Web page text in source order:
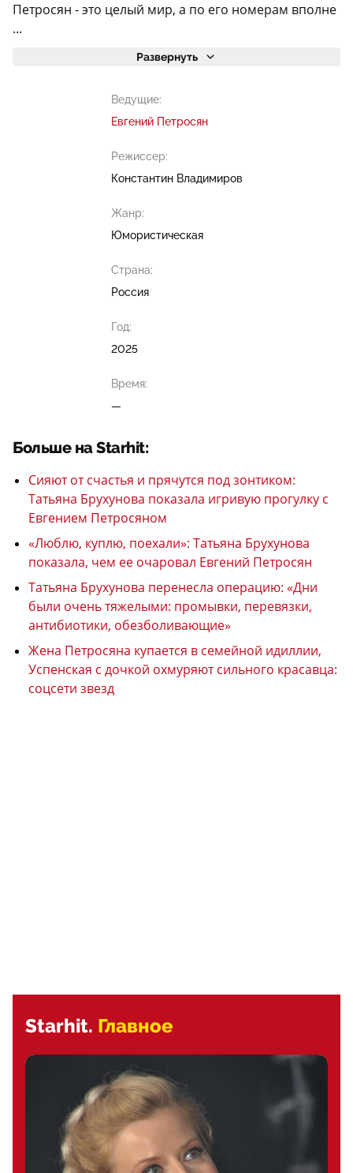
Петросян - это целый мир, а по его номерам вполне
...
Развернуть
Ведущие:
Евгений Петросян
Режиссер:
Константин Владимиров
Жанр:
Юмористическая
Страна:
Россия
Год:
2025
Время:
—
Больше на Starhit:
Сияют от счастья и прячутся под зонтиком:
Татьяна Брухунова показала игривую прогулку с
Евгением Петросяном
«Люблю, куплю, поехали»: Татьяна Брухунова
показала, чем ее очаровал Евгений Петросян
Татьяна Брухунова перенесла операцию: «Дни
были очень тяжелыми: промывки, перевязки,
антибиотики, обезболивающие»
Жена Петросяна купается в семейной идиллии,
Успенская с дочкой охмуряют сильного красавца:
соцсети звезд
Starhit. Главное